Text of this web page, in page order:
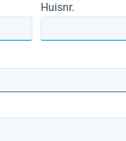
Huisnr.